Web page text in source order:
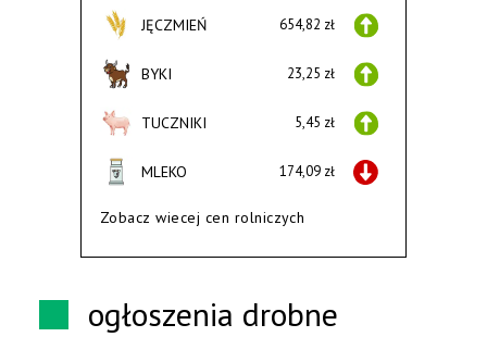
JĘCZMIEŃ 654,82 zł
BYKI 23,25 zł
TUCZNIKI 5,45 zł
MLEKO 174,09 zł
Zobacz wiecej cen rolniczych
ogłoszenia drobne